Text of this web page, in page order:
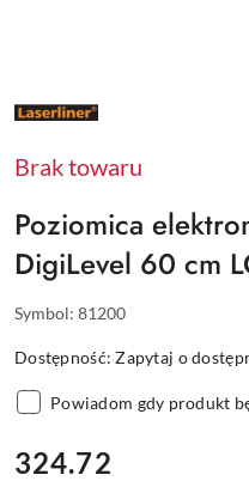
NAZWA
PRODUCENTA:
Brak towaru
Poziomica
DigiLevel 60 cm
Symbol: 81200
Dostępność:Zapytaj o
Powiadom gdy produkt
cena:
324.72